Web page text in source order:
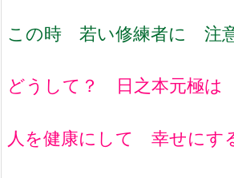
この時 若い修練者に 注
どうして？ 日之本元極は
人を健康にして 幸せにす